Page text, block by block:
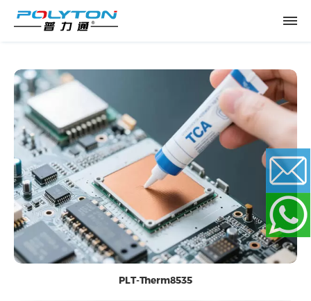
PLT-Therm8535
Email
WhatsApp